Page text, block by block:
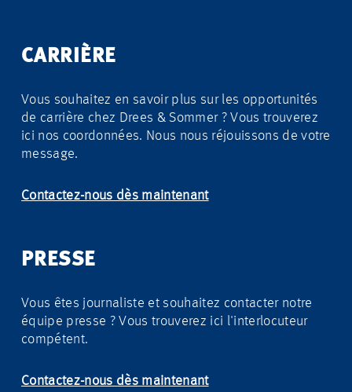
CARRIÈRE
Vous souhaitez en savoir plus sur les opportunités
de carrière chez Drees & Sommer ? Vous trouverez
ici nos coordonnées. Nous nous réjouissons de votre
message.
Contactez-nous dès maintenant
PRESSE
Vous êtes journaliste et souhaitez contacter notre
équipe presse ? Vous trouverez ici l'interlocuteur
compétent.
Contactez-nous dès maintenant